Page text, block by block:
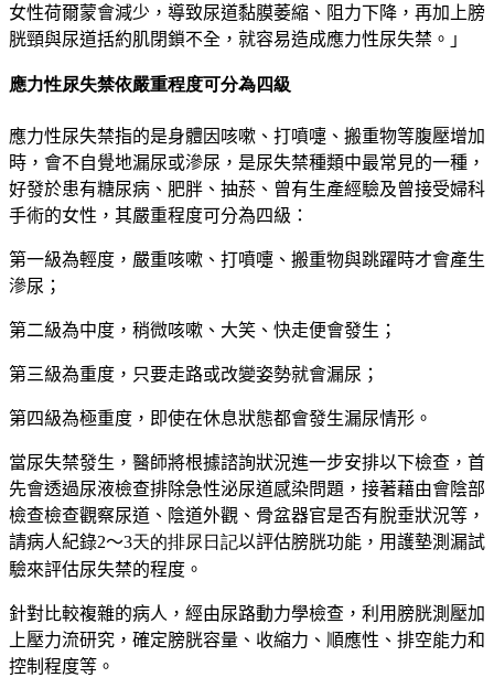
女性荷爾蒙會減少，導致尿道黏膜萎縮、阻力下降，再加上膀
胱頸與尿道括約肌閉鎖不全，就容易造成應力性尿失禁。」
應力性尿失禁依嚴重程度可分為四級
應力性尿失禁指的是身體因咳嗽、打噴嚏、搬重物等腹壓增加
時，會不自覺地漏尿或滲尿，是尿失禁種類中最常見的一種，
好發於患有糖尿病、肥胖、抽菸、曾有生產經驗及曾接受婦科
手術的女性，其嚴重程度可分為四級：
第一級為輕度，嚴重咳嗽、打噴嚏、搬重物與跳躍時才會產生
滲尿；
第二級為中度，稍微咳嗽、大笑、快走便會發生；
第三級為重度，只要走路或改變姿勢就會漏尿；
第四級為極重度，即使在休息狀態都會發生漏尿情形。
當尿失禁發生，醫師將根據諮詢狀況進一步安排以下檢查，首
先會透過尿液檢查排除急性泌尿道感染問題，接著藉由會陰部
檢查檢查觀察尿道、陰道外觀、骨盆器官是否有脫垂狀況等，
請病人紀錄2～3天的排尿日記以評估膀胱功能，用護墊測漏試
驗來評估尿失禁的程度。
針對比較複雜的病人，經由尿路動力學檢查，利用膀胱測壓加
上壓力流研究，確定膀胱容量、收縮力、順應性、排空能力和
控制程度等。